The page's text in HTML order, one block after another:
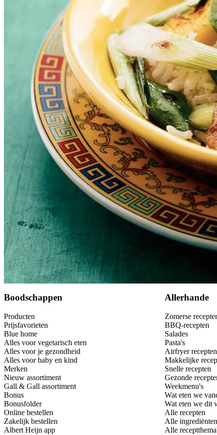
zonnebloemolie
bosui
Paprika's schoonmaken
Instructievideo- min.
Boodschappen
Producten
Prijsfavorieten
Blue home
Alles voor vegetarisch eten
Alles voor je gezondheid
Alles voor baby en kind
Merken
Nieuw assortiment
Gall & Gall assortiment
Bonus
Bonusfolder
Online bestellen
Zakelijk bestellen
Albert Heijn app
Allerhande
Zomerse
BBQ-recepten
Salades
Pasta's
Airfryer recepten
Makkelijke
Snelle recepten
Gezonde
Weekmenu's
Wat eten we
Wat eten we dit
Alle recepten
Alle ingrediënten
Alle